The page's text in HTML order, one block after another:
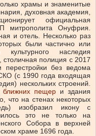
храмы и знаменитые
духовная академия,
официальная
митрополита Онуфрия.
и отель. Несколько раз
были частично или
наследия
полиция с 2017
перестройки без ведома
(с 1990 года входящая
нескольких строений.
ближних пещер и здания
что на стенах некоторых
изобразил икону с
это не только на
Собора в верхней
храме 1696 года.